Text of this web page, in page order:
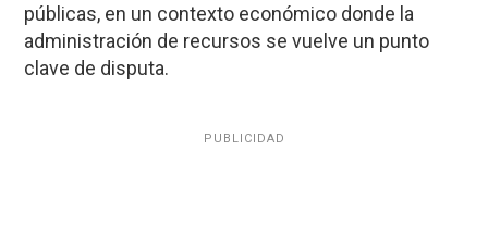
públicas, en un contexto económico donde la
administración de recursos se vuelve un punto
clave de disputa.
PUBLICIDAD